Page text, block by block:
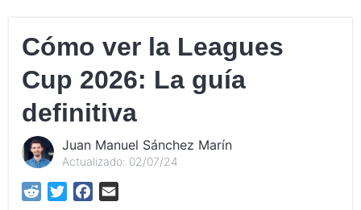
Cómo ver la Leagues
Cup 2026: La guía
definitiva
Juan Manuel Sánchez Marín
Actualizado: 02/07/24
RedditTwitterFacebook